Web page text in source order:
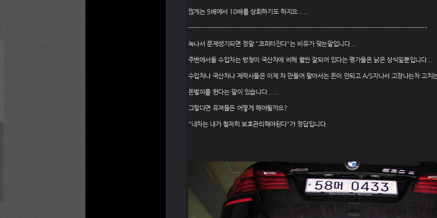
많게는 5배에서 10배를 상회하기도 하지요......
--------------------------------------------------------------------------------------------------
녹나서 문제생기되면 정말 "코피터진다"는 비유가 맞는말입니다...
주변에서들 수입차는 방청이 국산차에 비해 훨씬 잘되어 있다는 평가들은 낡은 상식일뿐입니다...
수입차나 국산차나 제작사들은 이제 차 만들어 팔아서는 돈이 안되고 A/S지나서 고장나는차 고치
돈벌이를 한다는 말이 있습니다......
그렇다면 유져들은 어떻게 해야될까요?
"내차는 내가 철저히 보호관리해야된다"가 정답입니다.